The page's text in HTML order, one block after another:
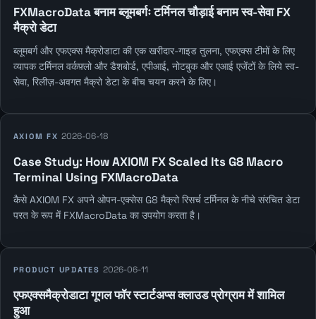
FXMacroData बनाम ब्लूमबर्गः टर्मिनल चौड़ाई बनाम स्व-सेवा FX
मैक्रो डेटा
ब्लूमबर्ग और एफएक्स मैक्रोडाटा की एक खरीदार-गाइड तुलना, एफएक्स टीमों के लिए
व्यापक टर्मिनल वर्कफ़्लो और डैशबोर्ड, एपीआई, नोटबुक और एआई एजेंटों के लिये स्व-
सेवा, रिलीज़-अवगत मैक्रो डेटा के बीच चयन करने के लिए।
AXIOM FX 2026-06-18
Case Study: How AXIOM FX Scaled Its G8 Macro
Terminal Using FXMacroData
कैसे AXIOM FX अपने ओपन-एक्सेस G8 मैक्रो रिसर्च टर्मिनल के नीचे संरचित डेटा
परत के रूप में FXMacroData का उपयोग करता है।
PRODUCT UPDATES 2026-06-11
एफएक्समैक्रोडाटा गूगल फॉर स्टार्टअप्स क्लाउड प्रोग्राम में शामिल
हुआ